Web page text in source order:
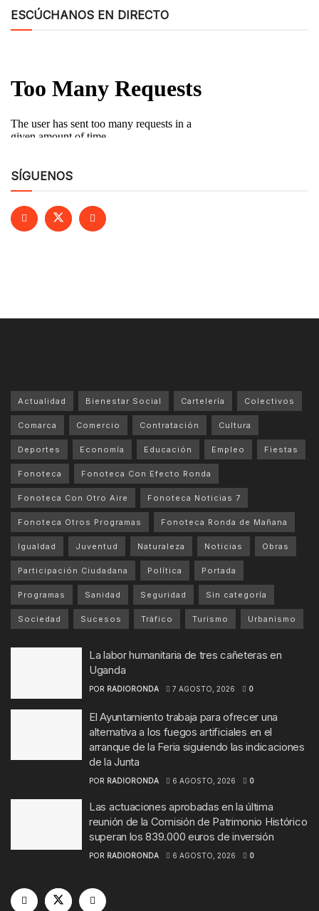
ESCÚCHANOS EN DIRECTO
SÍGUENOS
Actualidad Bienestar Social Cartelería Colectivos
Comarca Comercio Contratación Cultura
Deportes Economía Educación Empleo Fiestas
Fonoteca Fonoteca Con Efecto Ronda
Fonoteca Con Otro Aire Fonoteca Noticias 7
Fonoteca Otros Programas Fonoteca Ronda de Mañana
Igualdad Juventud Naturaleza Noticias Obras
Participación Ciudadana Política Portada
Programas Sanidad Seguridad Sin categoría
Sociedad Sucesos Tráfico Turismo Urbanismo
La labor humanitaria de tres cañeteras en
Uganda
POR RADIORONDA 7 AGOSTO, 2026 0
El Ayuntamiento trabaja para ofrecer una
alternativa a los fuegos artificiales en el
arranque de la Feria siguiendo las indicaciones
de la Junta
POR RADIORONDA 6 AGOSTO, 2026 0
Las actuaciones aprobadas en la última
reunión de la Comisión de Patrimonio Histórico
superan los 839.000 euros de inversión
POR RADIORONDA 6 AGOSTO, 2026 0